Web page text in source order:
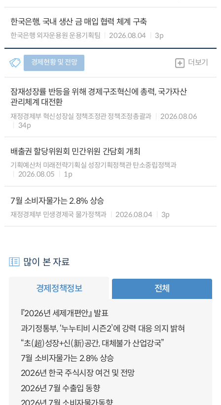
한국은행, 국내 생산 금 매입 협력 체계 구축
한국은행 외자운용원 운용기획팀 2026.08.04 3p
경제현황 및 전망 더보기
잠재성장률 반등을 위해 경제구조혁신에 총력, 국가자산
관리체계 대전환
재정경제부 혁신성장실 정책조정관 정책조정총괄과
2026.08.06
34p
배출권 할당위원회 민간위원 간담회 개최
기획예산처 미래전략기획실 성장기획정책관 탄소중립정책과
2026.08.05
1p
7월 소비자물가는 2.8% 상승
재정경제부 민생경제국 물가정책과 2026.08.04 3p
많이 본 자료
경제정책정보 전체
『2026년 세제개편안』 발표
과기정통부, ‘누누티비 시즌2’에 강력 대응 의지 밝혀
“초(超)성장+신(新)공간, 대체불가 산업강국”
7월 소비자물가는 2.8% 상승
2026년 한국 주식시장 여건 및 전망
2026년 7월 수출입 동향